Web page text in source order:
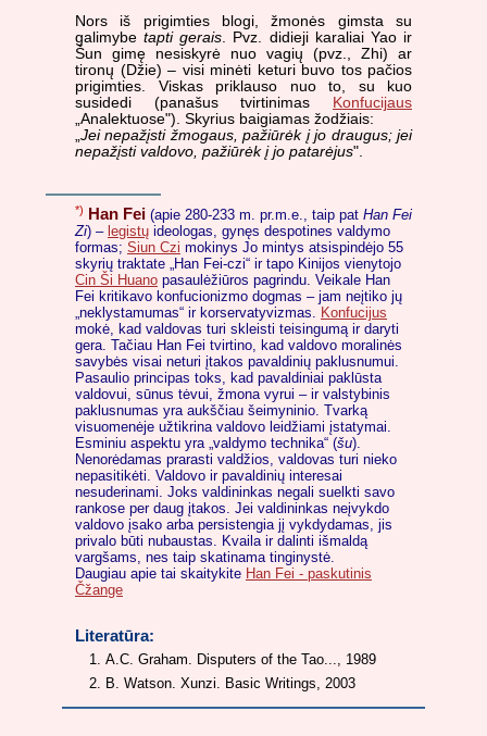
Nors iš prigimties blogi, žmonės gimsta su
galimybetapti gerais. Pvz. didieji karaliai Yao ir
Šun gimę nesiskyrė nuo vagių (pvz., Zhi) ar
tironų (Džie) – visi minėti keturi buvo tos pačios
prigimties. Viskas priklauso nuo to, su kuo
susidedi (panašus tvirtinimas
Konfucijaus
„Analektuose"). Skyrius baigiamas žodžiais:
„Jei nepažįsti žmogaus, pažiūrėk į jo draugus; jei
nepažįsti valdovo, pažiūrėk į jo patarėjus".
*) Han Fei (apie 280-233 m. pr.m.e., taip pat Han Fei
Zi) – legistų ideologas, gynęs despotines valdymo
formas; Siun Czi mokinys Jo mintys atsispindėjo 55
skyrių traktate „Han Fei-czi“ ir tapo Kinijos vienytojo
Cin Ši Huano pasaulėžiūros pagrindu. Veikale Han
Fei kritikavo konfucionizmo dogmas – jam neįtiko jų
„neklystamumas“ ir korservatyvizmas. Konfucijus
mokė, kad valdovas turi skleisti teisingumą ir daryti
gera. Tačiau Han Fei tvirtino, kad valdovo moralinės
savybės visai neturi įtakos pavaldinių paklusnumui.
Pasaulio principas toks, kad pavaldiniai paklūsta
valdovui, sūnus tėvui, žmona vyrui – ir valstybinis
paklusnumas yra aukščiau šeimyninio. Tvarką
visuomenėje užtikrina valdovo leidžiami įstatymai.
Esminiu aspektu yra „valdymo technika“ (šu).
Nenorėdamas prarasti valdžios, valdovas turi nieko
nepasitikėti. Valdovo ir pavaldinių interesai
nesuderinami. Joks valdininkas negali suelkti savo
rankose per daug įtakos. Jei valdininkas neįvykdo
valdovo įsako arba persistengia jį vykdydamas, jis
privalo būti nubaustas. Kvaila ir dalinti išmaldą
vargšams, nes taip skatinama tinginystė.
Daugiau apie tai skaitykite Han Fei - paskutinis
Čžange
Literatūra:
A.C. Graham. Disputers of the Tao..., 1989
B. Watson. Xunzi. Basic Writings, 2003